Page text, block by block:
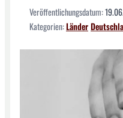
Veröffentlichungsdatum:
Kategorien:Länder